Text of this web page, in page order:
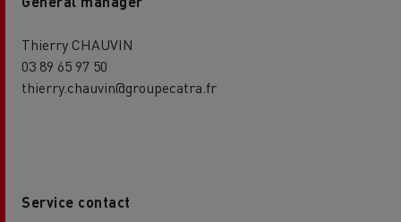
Thierry CHAUVIN
03 89 65 97 50
thierry.chauvin@groupecatra.fr
Service contact